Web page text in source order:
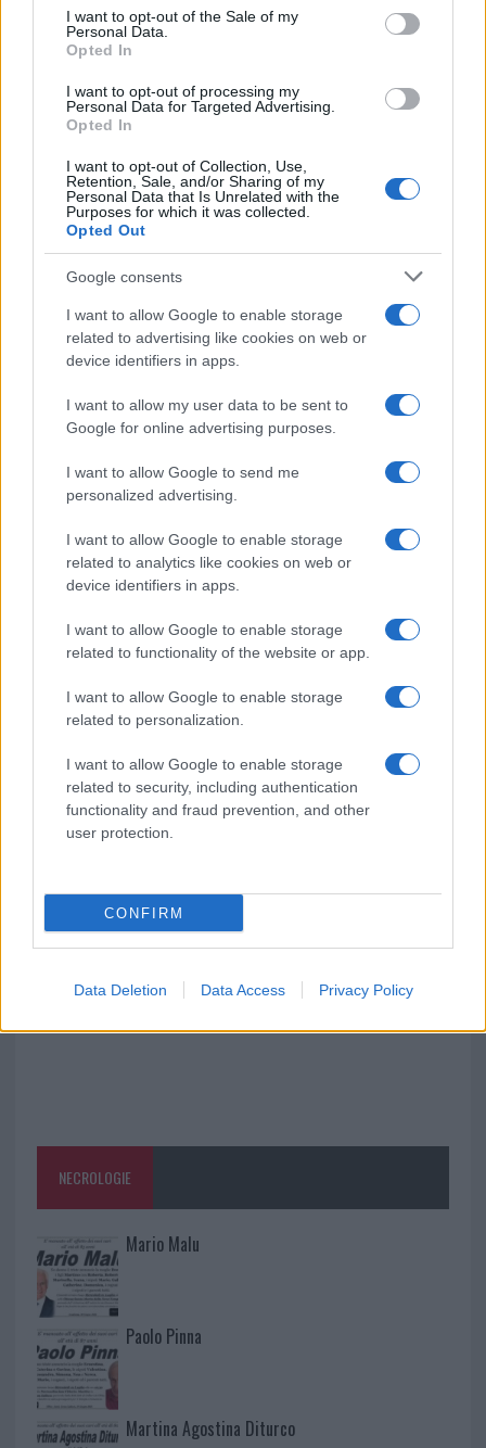
consent section.
I want to opt-out of the Sale of my
Personal Data.
Opted In
I want to opt-out of processing my
Personal Data for Targeted Advertising.
Opted In
I want to opt-out of Collection, Use,
Retention, Sale, and/or Sharing of my
Personal Data that Is Unrelated with the
Purposes for which it was collected.
Opted Out
Google consents
I want to allow Google to enable storage
related to advertising like cookies on web or
device identifiers in apps.
I want to allow my user data to be sent to
Google for online advertising purposes.
I want to allow Google to send me
personalized advertising.
I want to allow Google to enable storage
related to analytics like cookies on web or
device identifiers in apps.
I want to allow Google to enable storage
related to functionality of the website or app.
I want to allow Google to enable storage
related to personalization.
I want to allow Google to enable storage
related to security, including authentication
functionality and fraud prevention, and other
user protection.
CONFIRM
Data Deletion Data Access Privacy Policy
Condividi l'articolo
F
a
ce
b
o
o
k
T
w
it
te
r
n
re
st
h
s
A
h
re
Prossimo articolo
NOTIZIE RECENTI
Michelle Hunziker in Gallura, bella anche dal
vivo: un amico vip svela come fa
Calangianus, dopo le polemiche il centro
accoglienza minori chiude
Olbia, divieto di sosta contro spaccio e degrado:
esplode la protesta
Pausa caffè impeccabile: come scegliere la
soluzione ideale per la casa e l’ufficio
Monte Pino, la fine di un lungo dolore: storia e
rinascita della strada che segnò la Gallura
Raid nelle campagne di Berchidda, rischio per
la rete elettrica
ritrova la strada
NECROLOGIE
Mario Malu
Paolo Pinna
Martina Agostina Diturco